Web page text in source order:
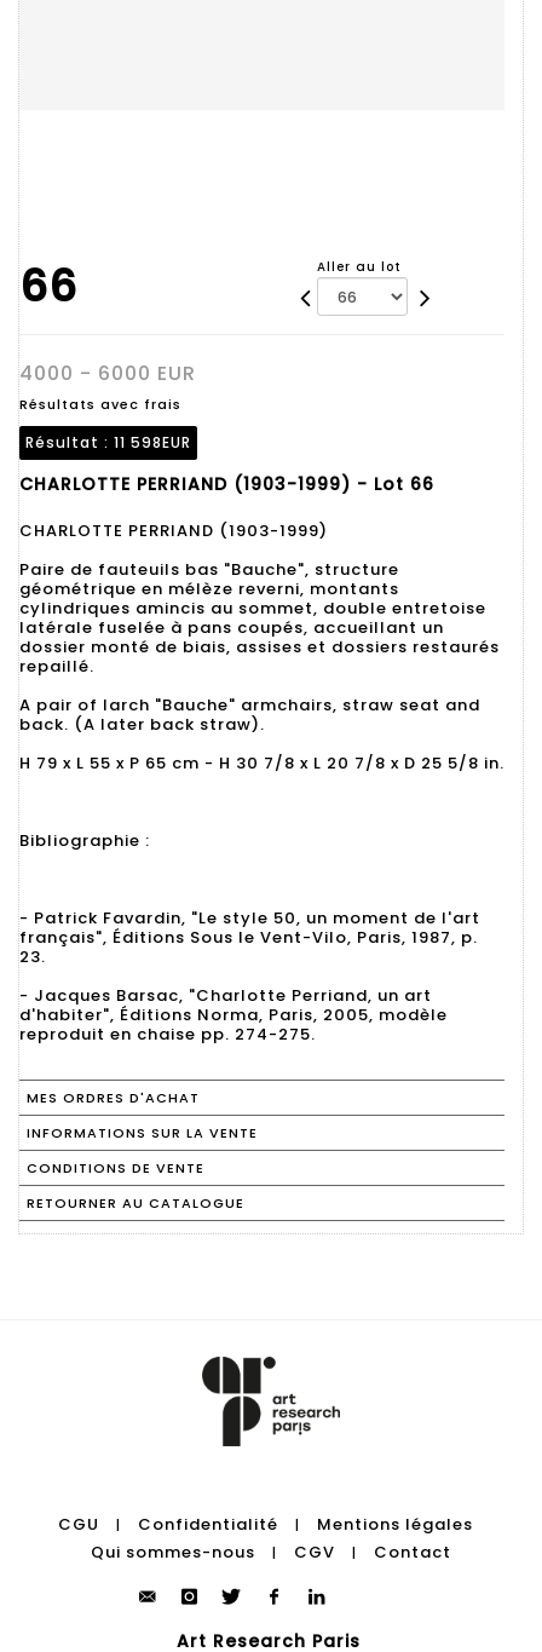
66 Aller au lot
4000 - 6000 EUR
Résultats avec frais
Résultat : 11 598EUR
CHARLOTTE PERRIAND (1903-1999) - Lot 66
CHARLOTTE PERRIAND (1903-1999)
Paire de fauteuils bas "Bauche", structure
géométrique en mélèze reverni, montants
cylindriques amincis au sommet, double entretoise
latérale fuselée à pans coupés, accueillant un
dossier monté de biais, assises et dossiers restaurés
repaillé.
A pair of larch "Bauche" armchairs, straw seat and
back. (A later back straw).
H 79 x L 55 x P 65 cm - H 30 7/8 x L 20 7/8 x D 25 5/8 in.
Bibliographie :
- Patrick Favardin, "Le style 50, un moment de l'art
français", Éditions Sous le Vent-Vilo, Paris, 1987, p.
23.
- Jacques Barsac, "Charlotte Perriand, un art
d'habiter", Éditions Norma, Paris, 2005, modèle
reproduit en chaise pp. 274-275.
MES ORDRES D'ACHAT
INFORMATIONS SUR LA VENTE
CONDITIONS DE VENTE
RETOURNER AU CATALOGUE
CGU | Confidentialité |
Mentions légales
Qui sommes-nous
| CGV | Contact
Art Research Paris